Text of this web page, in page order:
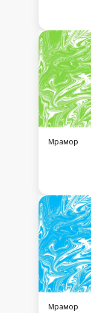
Мрамор
Мрамор